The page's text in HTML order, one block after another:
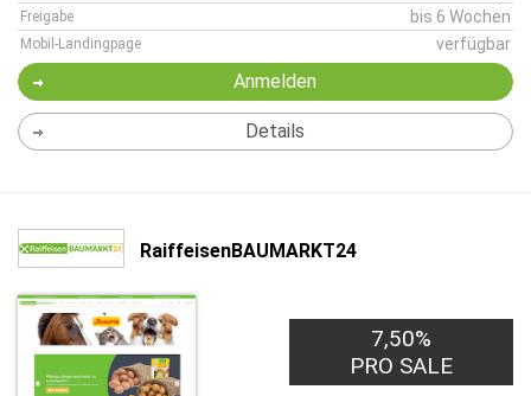
Freigabe bis 6 Wochen
Mobil-Landingpage verfügbar
Anmelden
Details
RaiffeisenBAUMARKT24
7,50%
PRO SALE